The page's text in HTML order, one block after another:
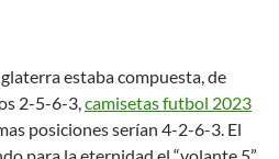
estaba compuesta, de
2-5-6-3,camisetas futbol 2023
posiciones serían 4-2-6-3. El